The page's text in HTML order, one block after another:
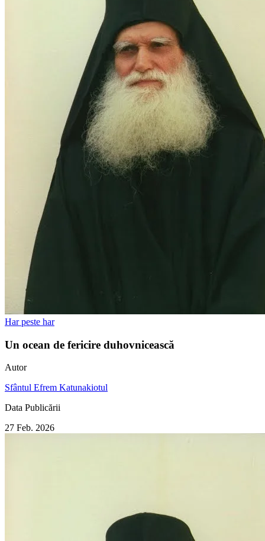
Har peste har
Un ocean de fericire duhovnicească
Autor
Sfântul Efrem Katunakiotul
Data Publicării
27 Feb. 2026